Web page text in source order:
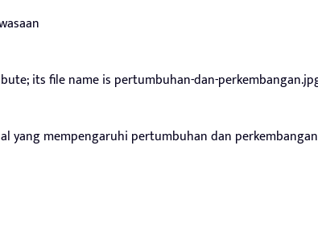
yang mempengaruhi pertumbuhan dan perkembangan